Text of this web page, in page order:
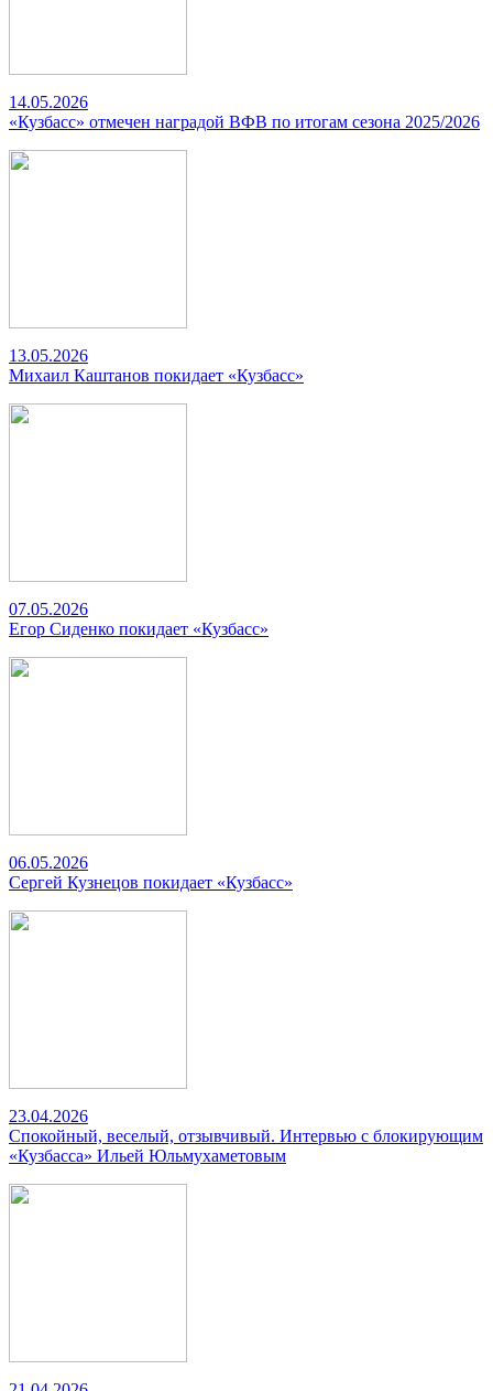
14.05.2026
«Кузбасс» отмечен наградой ВФВ по итогам сезона 2025/2026
13.05.2026
Михаил Каштанов покидает «Кузбасс»
07.05.2026
Егор Сиденко покидает «Кузбасс»
06.05.2026
Сергей Кузнецов покидает «Кузбасс»
23.04.2026
Спокойный, веселый, отзывчивый. Интервью с блокирующим
«Кузбасса» Ильей Юльмухаметовым